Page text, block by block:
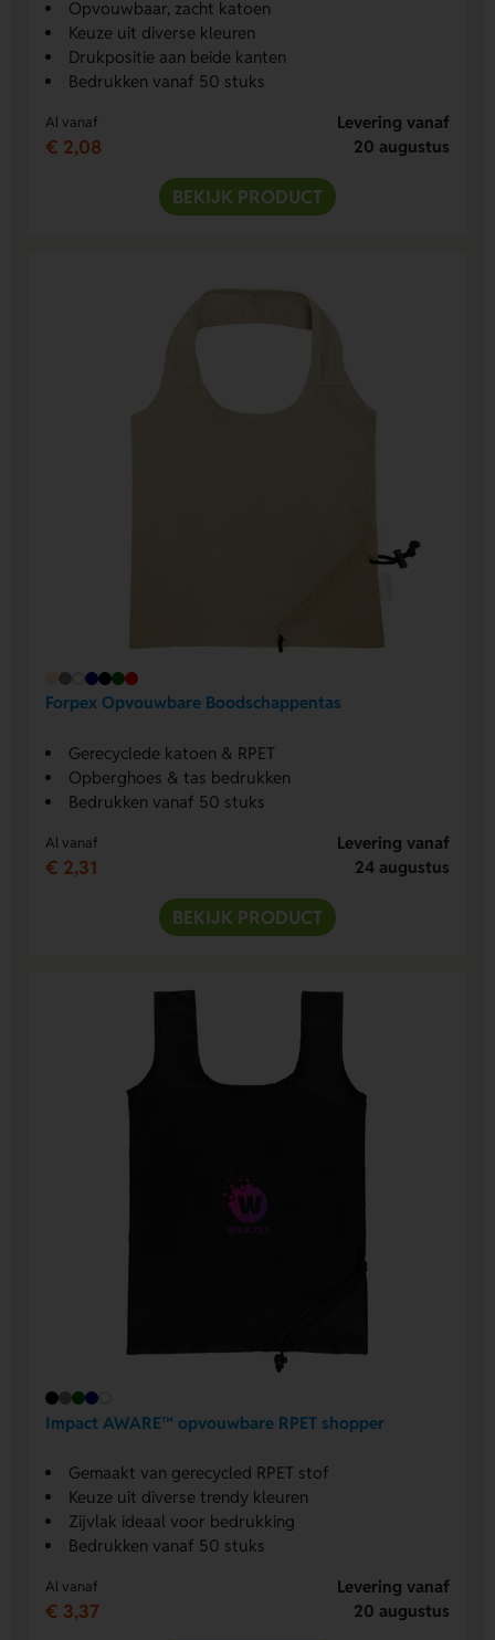
Opvouwbaar, zacht katoen
Keuze uit diverse kleuren
Drukpositie aan beide kanten
Bedrukken vanaf 50 stuks
Al vanaf
€ 2,08
Levering vanaf
20 augustus
BEKIJK PRODUCT
Forpex Opvouwbare Boodschappentas
Gerecyclede katoen & RPET
Opberghoes & tas bedrukken
Bedrukken vanaf 50 stuks
Al vanaf
€ 2,31
Levering vanaf
24 augustus
BEKIJK PRODUCT
Impact AWARE™ opvouwbare RPET shopper
Gemaakt van gerecycled RPET stof
Keuze uit diverse trendy kleuren
Zijvlak ideaal voor bedrukking
Bedrukken vanaf 50 stuks
Al vanaf
€ 3,37
Levering vanaf
20 augustus